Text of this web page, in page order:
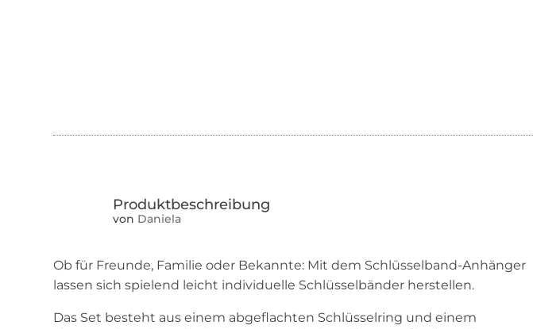
von Daniela
Ob für Freunde, Familie oder Bekannte: Mit dem Schlüsselband-Anhänger
lassen sich spielend leicht individuelle Schlüsselbänder herstellen.
Das Set besteht aus einem abgeflachten Schlüsselring und einem